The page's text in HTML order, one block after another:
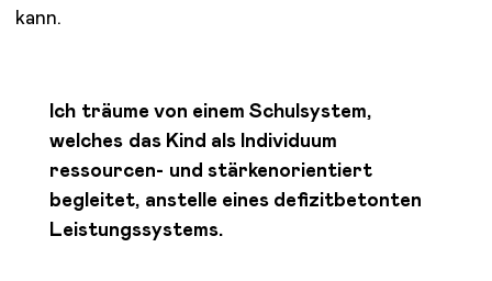
kann.
Ich träume von einem Schulsystem,
welches das Kind als Individuum
ressourcen- und stärkenorientiert
begleitet, anstelle eines defizitbetonten
Leistungssystems.